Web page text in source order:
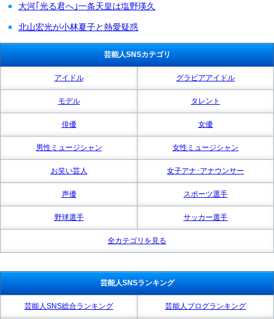
大河｢光る君へ｣一条天皇は塩野瑛久
北山宏光が小林夏子と熱愛疑惑
芸能人SNSカテゴリ
アイドル グラビアアイドル
モデル タレント
俳優 女優
男性ミュージシャン 女性ミュージシャン
お笑い芸人 女子アナ･アナウンサー
声優 スポーツ選手
野球選手 サッカー選手
全カテゴリを見る
芸能人SNSランキング
芸能人SNS総合ランキング 芸能人ブログランキング